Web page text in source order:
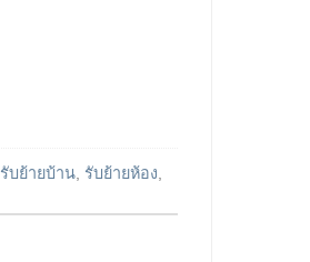
รับย้ายบ้าน รับย้ายห้อง